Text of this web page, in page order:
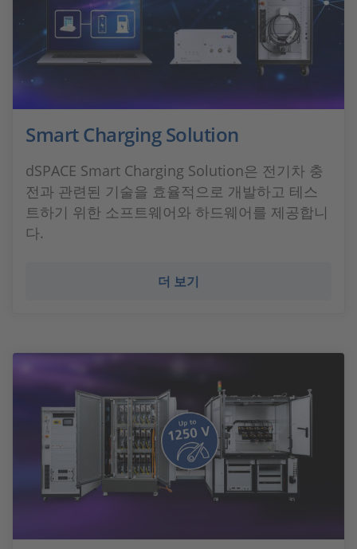
Smart Charging Solution
dSPACE Smart Charging Solution은 전기차 충
전과 관련된 기술을 효율적으로 개발하고 테스
트하기 위한 소프트웨어와 하드웨어를 제공합니
다.
더 보기